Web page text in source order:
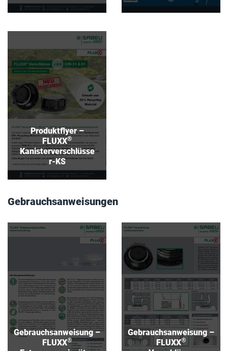
Produktflyer –
FLUXX®
Kanisterverschlüsse
r-KS
Produktflyer –
FLUXX
®
Kanisterverschlüsse
r-KS
Download
Gebrauchsanweisungen
Gebrauchsanweisung –
FLUXX®
Gebrauchsanweisung –
Download
Gebrauchsanweisung –
FLUXX®
Gebrauchsanweisung –
Verschlüsse
Download